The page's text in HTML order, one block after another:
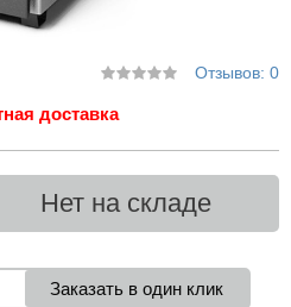
Отзывов: 0
доставка
Нет на складе